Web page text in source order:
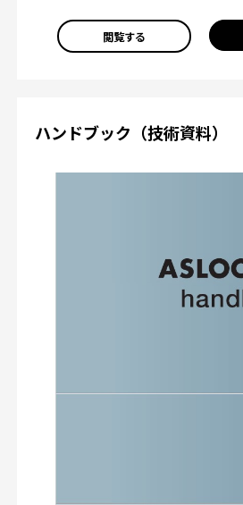
閲覧する
ハンドブック（技術資料）